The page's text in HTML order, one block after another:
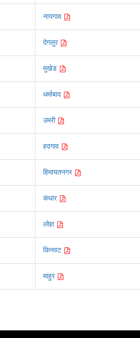
नायगाव
देगलुर
मुखेड
धर्माबाद
उमरी
हदगाव
हिमायतनगर
कंधार
लोहा
किनवट
माहुर